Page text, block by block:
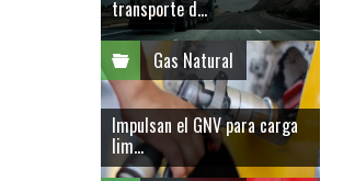
transporte d...
Gas Natural
Impulsan el GNV para carga
lim...